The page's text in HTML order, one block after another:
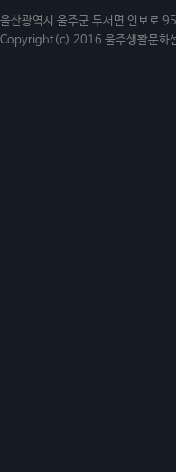
울산광역시 울주군 두서면 인보
Copyright(c) 2016 울주생활문화